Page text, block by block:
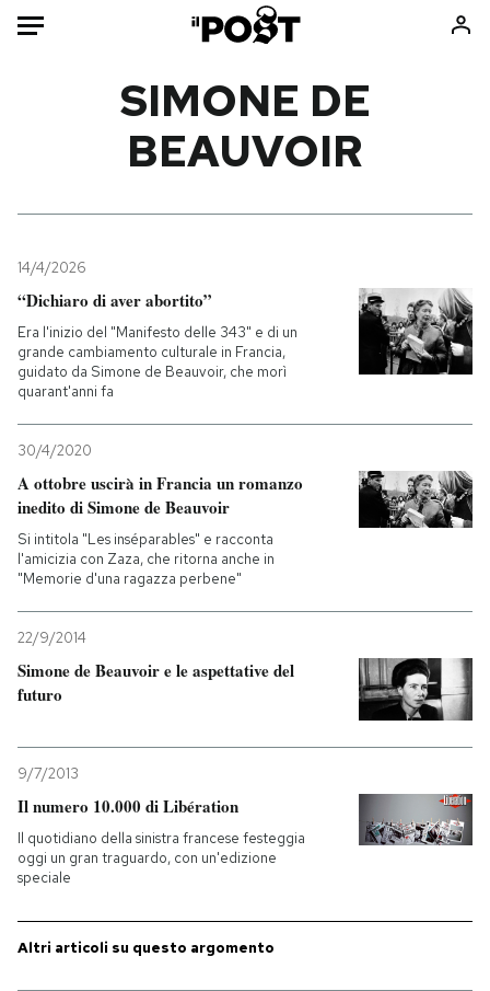
Mondo
Tecnologia
Internet
Scienza
Cultura
Libri
Ok Boomer!
Media
Europa
PODCAST
NEWSLETTER
I MIEI PREFERITI
SHOP
Entra
SIMONE DE
BEAUVOIR
14/4/2026
“Dichiaro di aver abortito”
Era l'inizio del "Manifesto delle 343" e di un
grande cambiamento culturale in Francia,
guidato da Simone de Beauvoir, che morì
quarant'anni fa
30/4/2020
A ottobre uscirà in Francia un romanzo
inedito di Simone de Beauvoir
Si intitola "Les inséparables" e racconta
l'amicizia con Zaza, che ritorna anche in
"Memorie d'una ragazza perbene"
22/9/2014
Simone de Beauvoir e le aspettative del
futuro
9/7/2013
Il numero 10.000 di Libération
Il quotidiano della sinistra francese festeggia
oggi un gran traguardo, con un'edizione
speciale
Altri articoli su questo argomento